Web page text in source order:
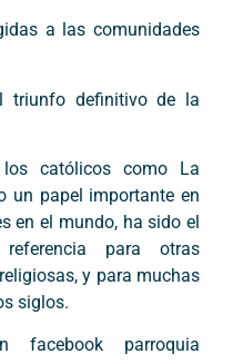
a las comunidades
triunfo definitivo de la
católicos como La
un papel importante en
en el mundo, ha sido el
para otras
y para muchas
siglos.
facebook parroquia